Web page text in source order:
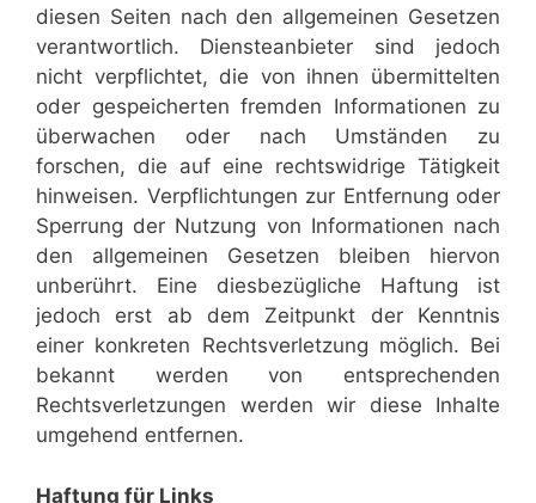
diesen Seiten nach den allgemeinen Gesetzen
verantwortlich. Diensteanbieter sind jedoch
nicht verpflichtet, die von ihnen übermittelten
oder gespeicherten fremden Informationen zu
überwachen oder nach Umständen zu
forschen, die auf eine rechtswidrige Tätigkeit
hinweisen. Verpflichtungen zur Entfernung oder
Sperrung der Nutzung von Informationen nach
den allgemeinen Gesetzen bleiben hiervon
unberührt. Eine diesbezügliche Haftung ist
jedoch erst ab dem Zeitpunkt der Kenntnis
einer konkreten Rechtsverletzung möglich. Bei
bekannt werden von entsprechenden
Rechtsverletzungen werden wir diese Inhalte
umgehend entfernen.
Haftung für Links